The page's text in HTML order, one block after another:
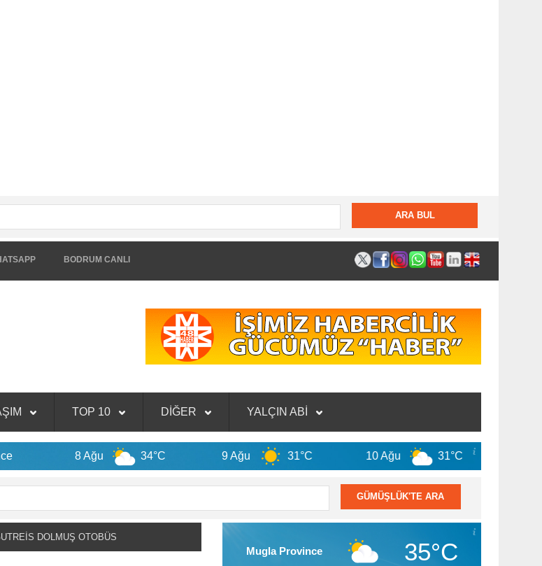
BODRUM CANLI
TOP 10 DİĞER YALÇIN ABİ
34°C 31°C 31°C 11 Ağu
DOLMUŞ OTOBÜS
Mugla Province 35°C